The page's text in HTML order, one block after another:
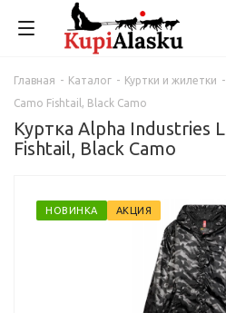
Главная - Каталог - Куртки и жилетки -
Camo Fishtail, Black Camo
Куртка Alpha Industries
Fishtail, Black Camo
НОВИНКА АКЦИЯ